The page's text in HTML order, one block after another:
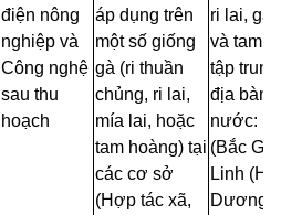
điện nông
nghiệp và
Công nghệ
sau thu
hoạch
áp dụng trên
một số giống
gà (ri thuần
chủng, ri lai,
mía lai, hoặc
tam hoàng) tại
các cơ sở
(Hợp tác xã,
ri lai, gà
và tam
tập
địa bàn
nước:
(Bắc
Linh (Hải
Dương),